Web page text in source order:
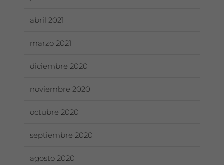
abril 2021
marzo 2021
diciembre 2020
noviembre 2020
octubre 2020
septiembre 2020
agosto 2020